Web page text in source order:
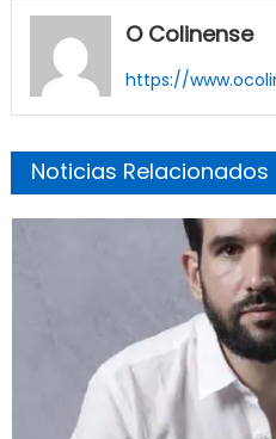
O Colinense
https://
Noticias Relacionados